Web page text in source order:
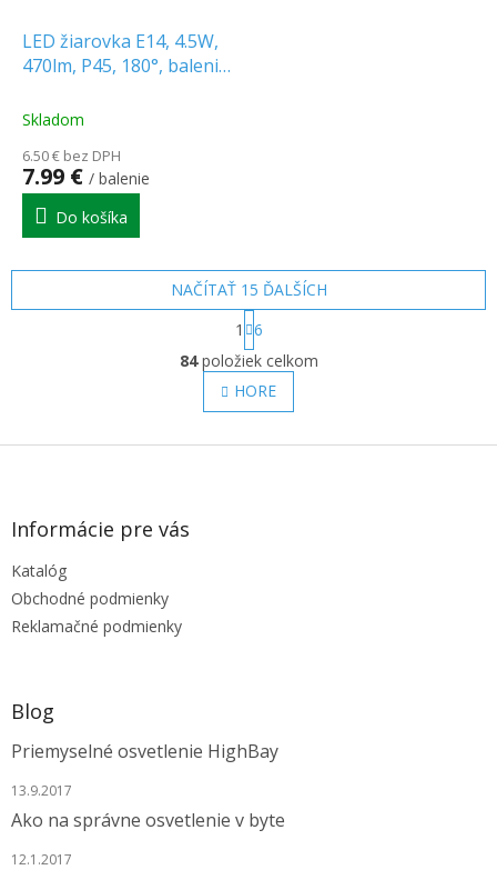
LED žiarovka E14, 4.5W,
470lm, P45, 180°, balenie
Skladom
6.50 € bez DPH
7.99 € / balenie
Do košíka
O
v
l
á
a
u
NAČÍTAŤ 15 ĎALŠÍCH
S
t
r
á
n
k
v
1
6
84položiek celkom
HORE
Z
Informácie pre vás
Katalóg
Obchodné podmienky
Reklamačné podmienky
Blog
Priemyselné osvetlenie HighBay
13.9.2017
Ako na správne osvetlenie v byte
12.1.2017